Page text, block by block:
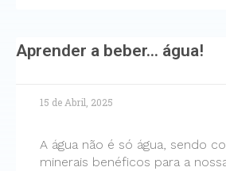
Aprender a beber… água!
15 de Abril, 2025
A água não é só água, sendo
minerais benéficos para a